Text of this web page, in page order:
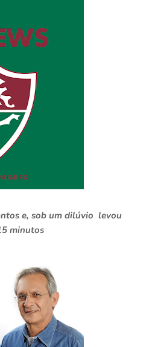
e, sob um dilúvio levou
minutos